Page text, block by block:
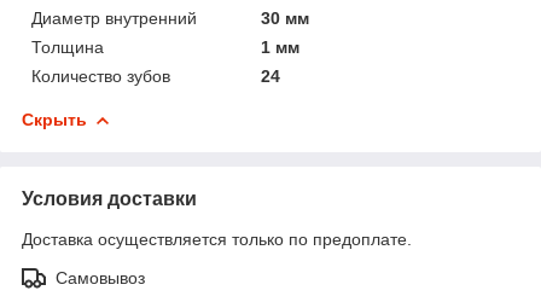
Диаметр внутренний
30 мм
Толщина
1 мм
Количество зубов
24
Скрыть
Условия доставки
Доставка осуществляется только по предоплате.
Самовывоз